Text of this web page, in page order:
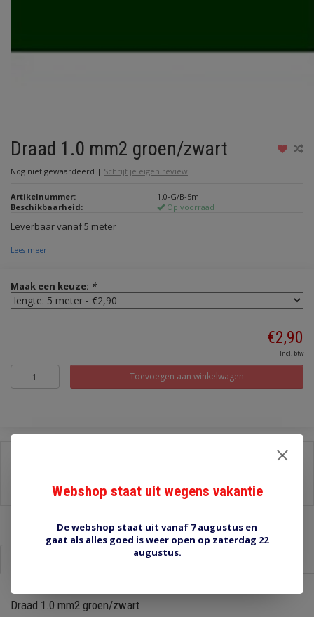
Draad 1.0 mm2 groen/zwart
Nog niet gewaardeerd | Schrijf je eigen review
Artikelnummer:
1.0-G/B-5m
Beschikbaarheid:
Op voorraad
Leverbaar vanaf 5 meter
Lees meer
Maak een keuze: *
€2,90
Incl. btw
Toevoegen aan winkelwagen
Afdrukken
Reviews (0)
Draad 1.0 mm2 groen/zwart
Webshop staat uit wegens vakantie
De webshop staat uit vanaf 7 augustus en
gaat als alles goed is weer open op zaterdag 22
augustus.